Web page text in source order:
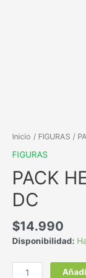
Inicio / FIGURAS /
FIGURAS
PACK
DC
$14.990
Disponibilidad: